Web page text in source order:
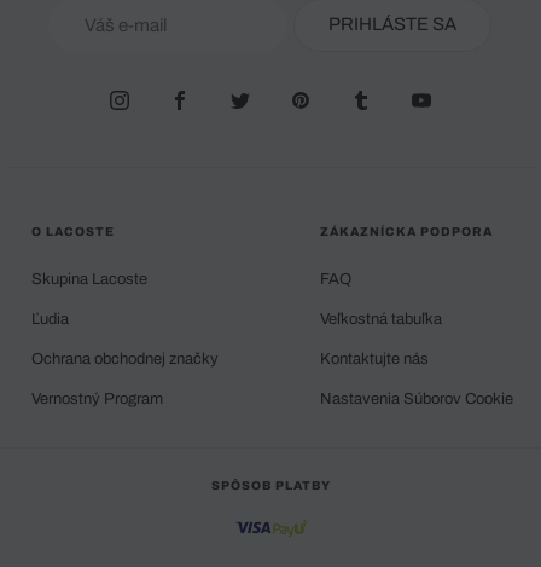
PRIHLÁSTE SA
O LACOSTE
Skupina Lacoste
Ľudia
Ochrana obchodnej značky
Vernostný Program
ZÁKAZNÍCKA PODPORA
FAQ
Veľkostná tabuľka
Kontaktujte nás
Nastavenia Súborov Cookie
SPÔSOB PLATBY